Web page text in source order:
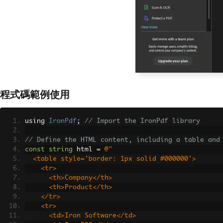
程式碼範例使用
using IronPdf ; // Import the IronPdf library
// Define the HTML content, including a table and
const
string html =
@"
  <table style='border: 1px solid #000000'>
    <tr>
      <th>Company</th>
      <th>Product</th>
    </tr>
    <tr>
      <td>Iron Software</td>